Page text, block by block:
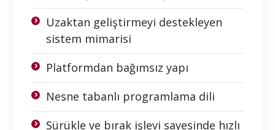
Uzaktan geliştirmeyi destekleyen
sistem mimarisi
Platformdan bağımsız yapı
Nesne tabanlı programlama dili
Sürükle ve bırak işlevi sayesinde hızlı